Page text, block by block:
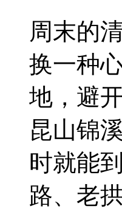
周末的
换一种
地，避
昆山锦
时就能
路、老